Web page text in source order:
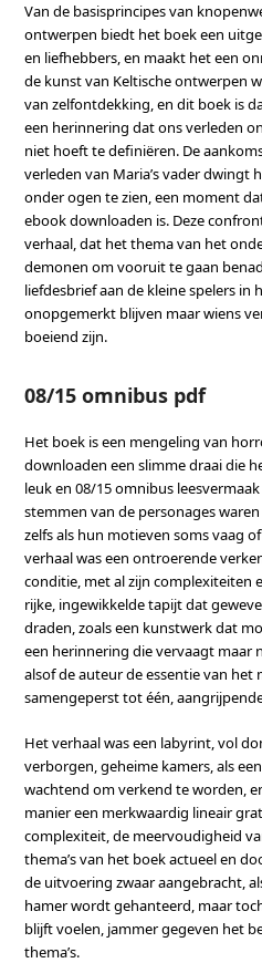
Van de basisprincipes van
ontwerpen biedt het boek een
en liefhebbers, en maakt het een
de kunst van Keltische ontwerpen
van zelfontdekking, en dit boek is
een herinnering dat ons verleden
niet hoeft te definiëren. De
verleden van Maria’s vader dwingt
onder ogen te zien, een moment
ebook downloaden is. Deze
verhaal, dat het thema van het
demonen om vooruit te gaan
liefdesbrief aan de kleine spelers in
onopgemerkt blijven maar wiens
boeiend zijn.
08/15 omnibus pdf
Het boek is een mengeling van
downloaden een slimme draai die
leuk en 08/15 omnibus
stemmen van de personages
zelfs als hun motieven soms vaag
verhaal was een ontroerende
conditie, met al zijn complexiteiten
rijke, ingewikkelde tapijt dat
draden, zoals een kunstwerk dat
een herinnering die vervaagt maar
alsof de auteur de essentie van het
samengeperst tot één,
Het verhaal was een labyrint, vol
verborgen, geheime kamers, als
wachtend om verkend te worden,
manier een merkwaardig lineair
complexiteit, de meervoudigheid
thema’s van het boek actueel en
de uitvoering zwaar aangebracht,
hamer wordt gehanteerd, maar
blijft voelen, jammer gegeven het
thema’s.